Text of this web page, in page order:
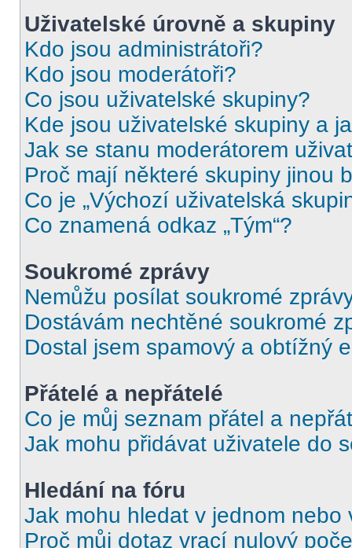
Uživatelské úrovně a skupiny
Kdo jsou administrátoři?
Kdo jsou moderátoři?
Co jsou uživatelské skupiny?
Kde jsou uživatelské skupiny a
Jak se stanu moderátorem
Proč mají některé skupiny jinou
Co je „Výchozí uživatelská
Co znamená odkaz „Tým“?
Soukromé zprávy
Nemůžu posílat soukromé
Dostávám nechtěné soukromé
Dostal jsem spamový a obtížný
Přátelé a nepřátelé
Co je můj seznam přátel a
Jak mohu přidávat uživatele do
Hledání na fóru
Jak mohu hledat v jednom nebo
Proč můj dotaz vrací nulový